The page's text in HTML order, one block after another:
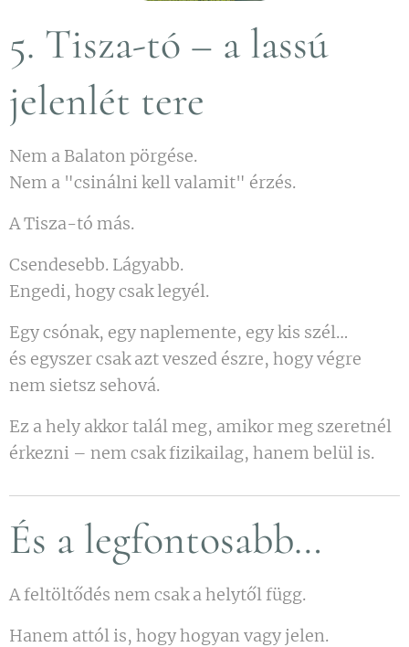
5. Tisza-tó – a lassú
jelenlét tere
Nem a Balaton pörgése.
Nem a "csinálni kell valamit" érzés.
A Tisza-tó más.
Csendesebb. Lágyabb.
Engedi, hogy csak legyél.
Egy csónak, egy naplemente, egy kis szél…
és egyszer csak azt veszed észre, hogy végre
nem sietsz sehová.
Ez a hely akkor talál meg, amikor meg szeretnél
érkezni – nem csak fizikailag, hanem belül is.
És a legfontosabb…
A feltöltődés nem csak a helytől függ.
Hanem attól is, hogy hogyan vagy jelen.